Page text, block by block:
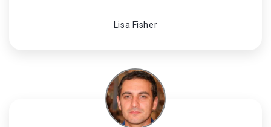
Lisa Fisher